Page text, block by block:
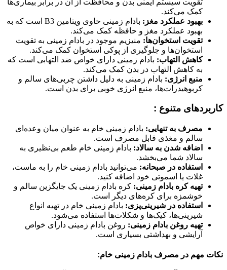
تقویت سیستم ایمنی بدن و محافظت از آن در برابر بیماری‌ها
کمک می‌کند.
بهبود عملکرد مغز:
بادام زمینی حاوی ویتامین B3 است که به
بهبود عملکرد مغز و حافظه کمک می‌کند.
تقویت استخوان‌ها: منیزیم موجود در بادام زمینی به تقویت
استخوان‌ها و جلوگیری از پوکی استخوان کمک می‌کند.
کاهش التهاب: بادام زمینی دارای خواص ضد التهابی است که
به کاهش التهاب در بدن کمک می‌کند.
منبع انرژی: بادام زمینی به دلیل داشتن چربی‌های سالم و
کربوهیدرات‌ها، منبع انرژی خوبی برای بدن است.
کاربردهای متنوع :
مصرف به تنهایی: بادام زمینی خام به عنوان میان وعده‌ای
سالم و مغذی قابل مصرف است.
اضافه شدن به سالاد: بادام زمینی خام طعم بی‌نظیری به
سالاد شما می‌بخشد.
استفاده در صبحانه: می‌توانید بادام زمینی خام را به ماست،
غلات یا اسموتی خود اضافه کنید.
تهیه کره بادام زمینی: کره بادام زمینی یک جایگزین سالم و
خوشمزه برای کره‌های دیگر است.
استفاده در شیرینی‌پزی: بادام زمینی خام در تهیه انواع
شیرینی‌ها، کیک‌ها و شکلات‌ها استفاده می‌شود.
تهیه روغن بادام زمینی: روغن بادام زمینی دارای خواص
آرایشی و بهداشتی بسیاری است.
نکات مهم در مصرف بادام زمینی خام: